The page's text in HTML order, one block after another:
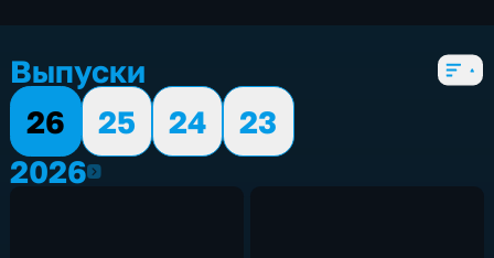
4 сезона, 1187 выпусков
Выпуски
26
25 24
23
20262026